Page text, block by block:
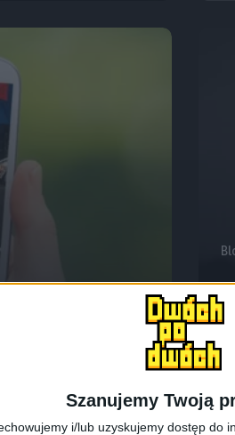
Szanujemy Twoją
i/lub uzyskujemy dostęp do
Androida:
–